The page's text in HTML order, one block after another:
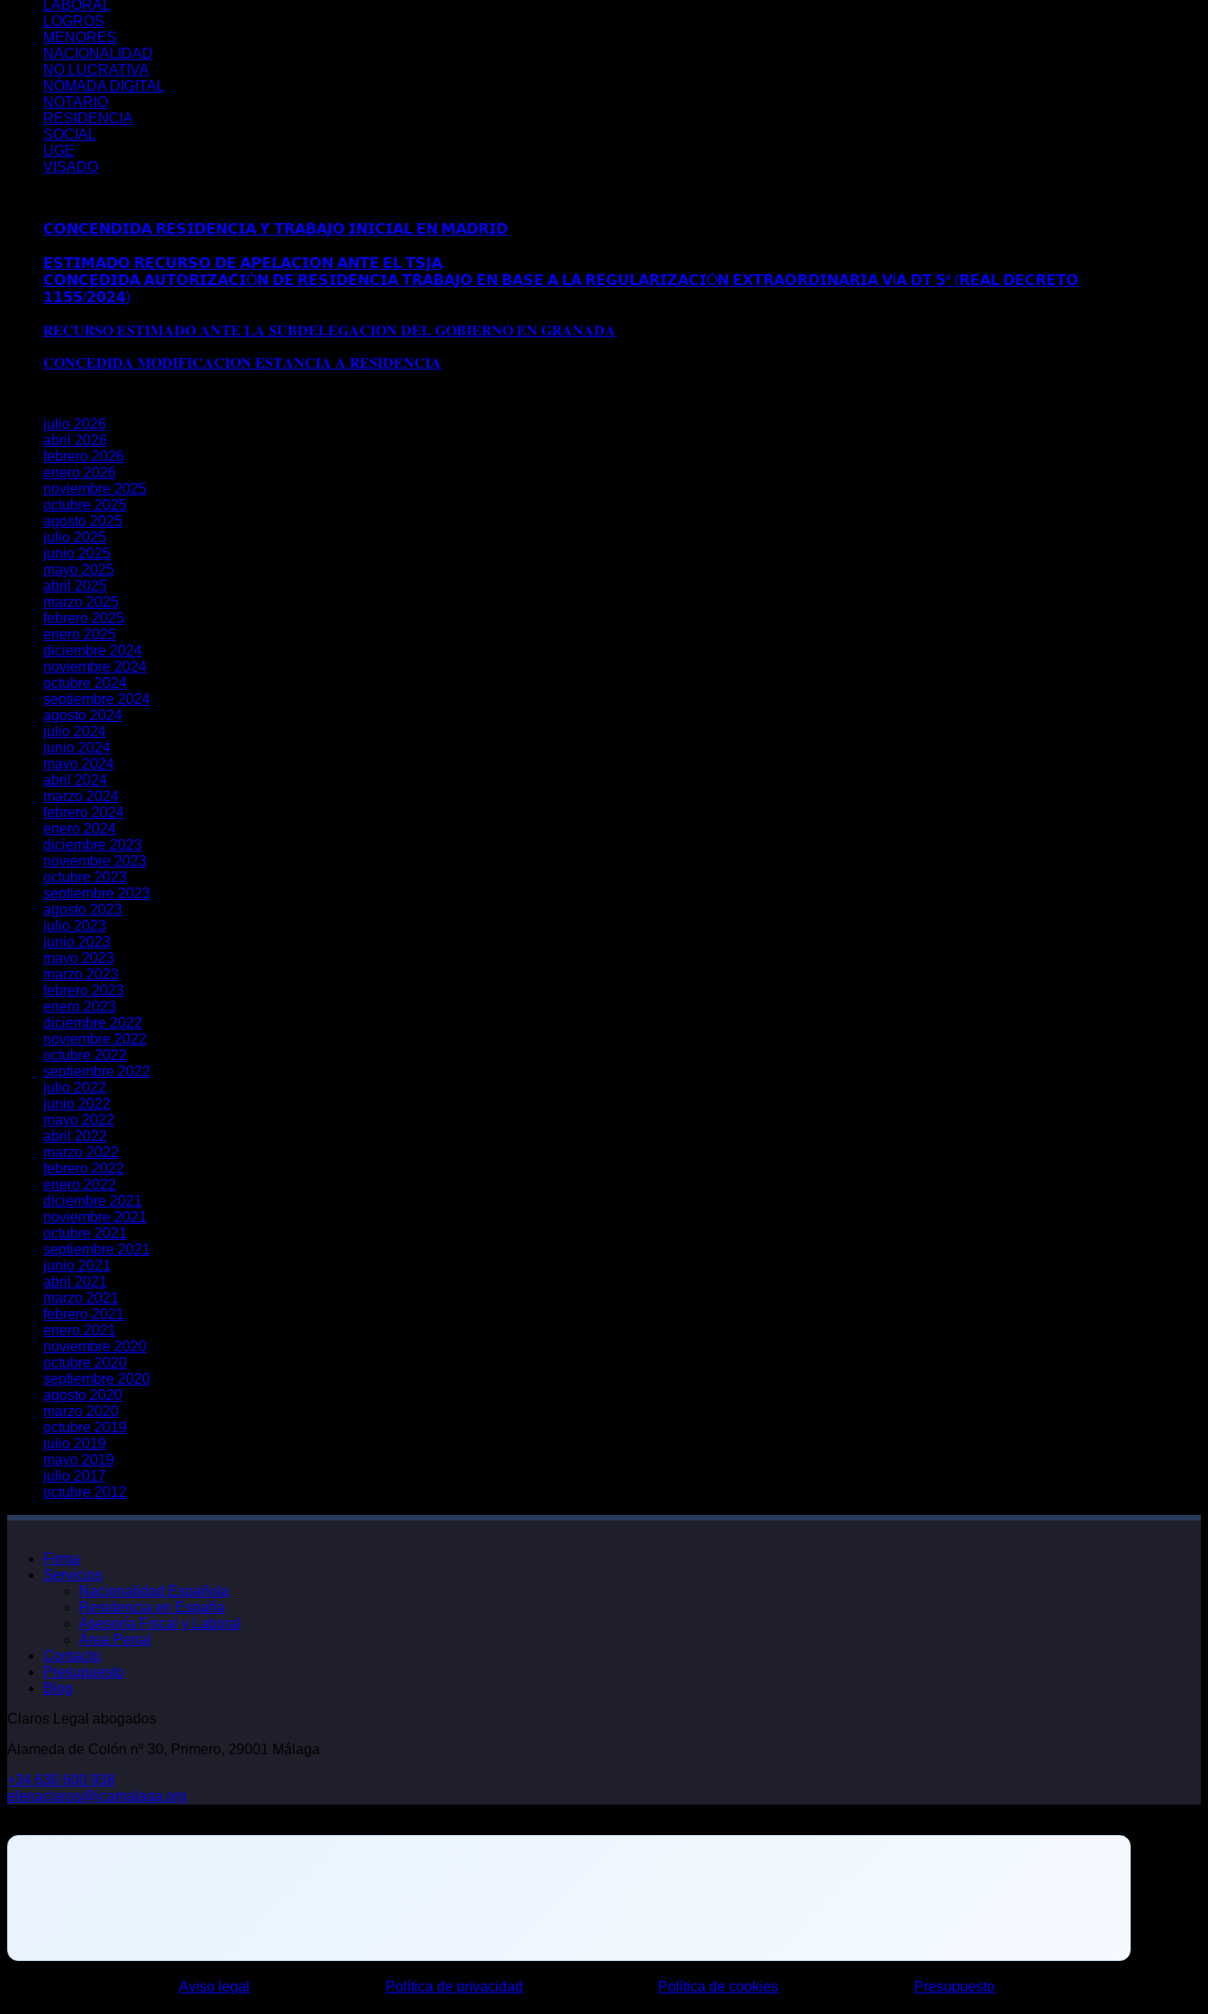
LABORAL
LOGROS
MENORES
NACIONALIDAD
NO LUCRATIVA
NÓMADA DIGITAL
NOTARIO
RESIDENCIA
SOCIAL
UGE
VISADO
𝗖𝗢𝗡𝗖𝗘𝗡𝗗𝗜𝗗𝗔 𝗥𝗘𝗦𝗜𝗗𝗘𝗡𝗖𝗜𝗔 𝗬 𝗧𝗥𝗔𝗕𝗔𝗝𝗢 𝗜𝗡𝗜𝗖𝗜𝗔𝗟 𝗘𝗡 𝗠𝗔𝗗𝗥𝗜𝗗
𝗘𝗦𝗧𝗜𝗠𝗔𝗗𝗢 𝗥𝗘𝗖𝗨𝗥𝗦𝗢 𝗗𝗘 𝗔𝗣𝗘𝗟𝗔𝗖𝗜𝗢𝗡 𝗔𝗡𝗧𝗘 𝗘𝗟 𝗧𝗦𝗝𝗔
𝗖𝗢𝗡𝗖𝗘𝗗𝗜𝗗𝗔 𝗔𝗨𝗧𝗢𝗥𝗜𝗭𝗔𝗖𝗜Ó𝗡 𝗗𝗘 𝗥𝗘𝗦𝗜𝗗𝗘𝗡𝗖𝗜𝗔 𝗧𝗥𝗔𝗕𝗔𝗝𝗢 𝗘𝗡 𝗕𝗔𝗦𝗘 𝗔 𝗟𝗔 𝗥𝗘𝗚𝗨𝗟𝗔𝗥𝗜𝗭𝗔𝗖𝗜Ó𝗡 𝗘𝗫𝗧𝗥𝗔𝗢𝗥𝗗𝗜𝗡𝗔𝗥𝗜𝗔 𝗩Í𝗔 𝗗𝗧 𝟱ª (𝗥𝗘𝗔𝗟 𝗗𝗘𝗖𝗥𝗘𝗧𝗢
𝟭𝟭𝟱𝟱/𝟮𝟬𝟮𝟰)
𝐑𝐄𝐂𝐔𝐑𝐒𝐎 𝐄𝐒𝐓𝐈𝐌𝐀𝐃𝐎 𝐀𝐍𝐓𝐄 𝐋𝐀 𝐒𝐔𝐁𝐃𝐄𝐋𝐄𝐆𝐀𝐂𝐈𝐎𝐍 𝐃𝐄𝐋 𝐆𝐎𝐁𝐈𝐄𝐑𝐍𝐎 𝐄𝐍 𝐆𝐑𝐀𝐍𝐀𝐃𝐀
𝐂𝐎𝐍𝐂𝐄𝐃𝐈𝐃𝐀 𝐌𝐎𝐃𝐈𝐅𝐈𝐂𝐀𝐂𝐈𝐎𝐍 𝐄𝐒𝐓𝐀𝐍𝐂𝐈𝐀 𝐀 𝐑𝐄𝐒𝐈𝐃𝐄𝐍𝐂𝐈𝐀
julio 2026
abril 2026
febrero 2026
enero 2026
noviembre 2025
octubre 2025
agosto 2025
julio 2025
junio 2025
mayo 2025
abril 2025
marzo 2025
febrero 2025
enero 2025
diciembre 2024
noviembre 2024
octubre 2024
septiembre 2024
agosto 2024
julio 2024
junio 2024
mayo 2024
abril 2024
marzo 2024
febrero 2024
enero 2024
diciembre 2023
noviembre 2023
octubre 2023
septiembre 2023
agosto 2023
julio 2023
junio 2023
mayo 2023
marzo 2023
febrero 2023
enero 2023
diciembre 2022
noviembre 2022
octubre 2022
septiembre 2022
julio 2022
junio 2022
mayo 2022
abril 2022
marzo 2022
febrero 2022
enero 2022
diciembre 2021
noviembre 2021
octubre 2021
septiembre 2021
junio 2021
abril 2021
marzo 2021
febrero 2021
enero 2021
noviembre 2020
octubre 2020
septiembre 2020
agosto 2020
marzo 2020
octubre 2019
julio 2019
mayo 2019
julio 2017
octubre 2012
Firma
Servicios
Nacionalidad Española
Residencia en España
Asesoría Fiscal y Laboral
Área Penal
Contacto
Presupuesto
Blog
Claros Legal abogados
Alameda de Colón nº 30, Primero, 29001 Málaga
+34 630 600 938
elenaclaros@icamalaga.org
Aviso legal Política de privacidad Política de cookies Presupuesto